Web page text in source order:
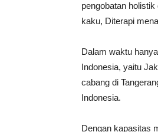
pengobatan
kaku, Diterapi
Dalam waktu
Indonesia, yaitu
cabang di
Indonesia.
Dengan kapasitas